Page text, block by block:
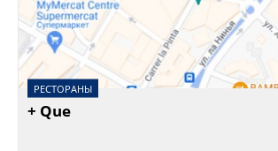
РЕСТОРАНЫ
+ Que